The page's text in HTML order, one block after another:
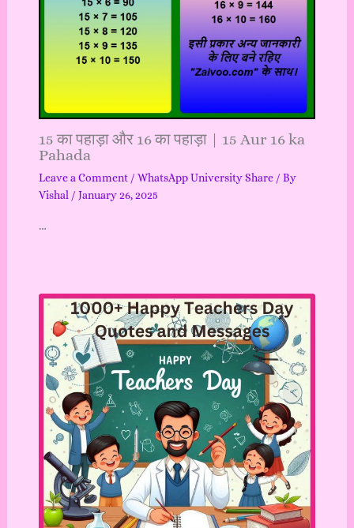
15 का पहाड़ा और 16 का पहाड़ा | 15 Aur 16 ka
Pahada
Leave a Comment / WhatsApp University Share/ By
Vishal / January 26, 2025
…